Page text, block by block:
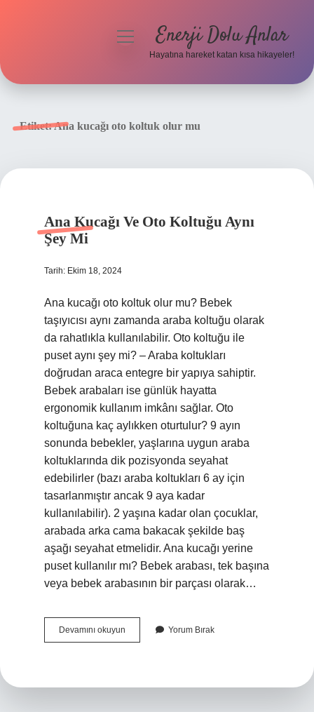
menüyüEnerji Dolu Anlar
Hayatına hareket katan kısa hikayeler!
Etiket:Ana kucağı oto koltuk olur mu
Ana Kucağı Ve Oto Koltuğu Aynı
Şey Mi
Tarih: Ekim 18, 2024
Ana kucağı oto koltuk olur mu? Bebek
taşıyıcısı aynı zamanda araba koltuğu olarak
da rahatlıkla kullanılabilir. Oto koltuğu ile
puset aynı şey mi? – Araba koltukları
doğrudan araca entegre bir yapıya sahiptir.
Bebek arabaları ise günlük hayatta
ergonomik kullanım imkânı sağlar. Oto
koltuğuna kaç aylıkken oturtulur? 9 ayın
sonunda bebekler, yaşlarına uygun araba
koltuklarında dik pozisyonda seyahat
edebilirler (bazı araba koltukları 6 ay için
tasarlanmıştır ancak 9 aya kadar
kullanılabilir). 2 yaşına kadar olan çocuklar,
arabada arka cama bakacak şekilde baş
aşağı seyahat etmelidir. Ana kucağı yerine
puset kullanılır mı? Bebek arabası, tek başına
veya bebek arabasının bir parçası olarak…
Devamını okuyun
Kucağı
Yorum Bırak